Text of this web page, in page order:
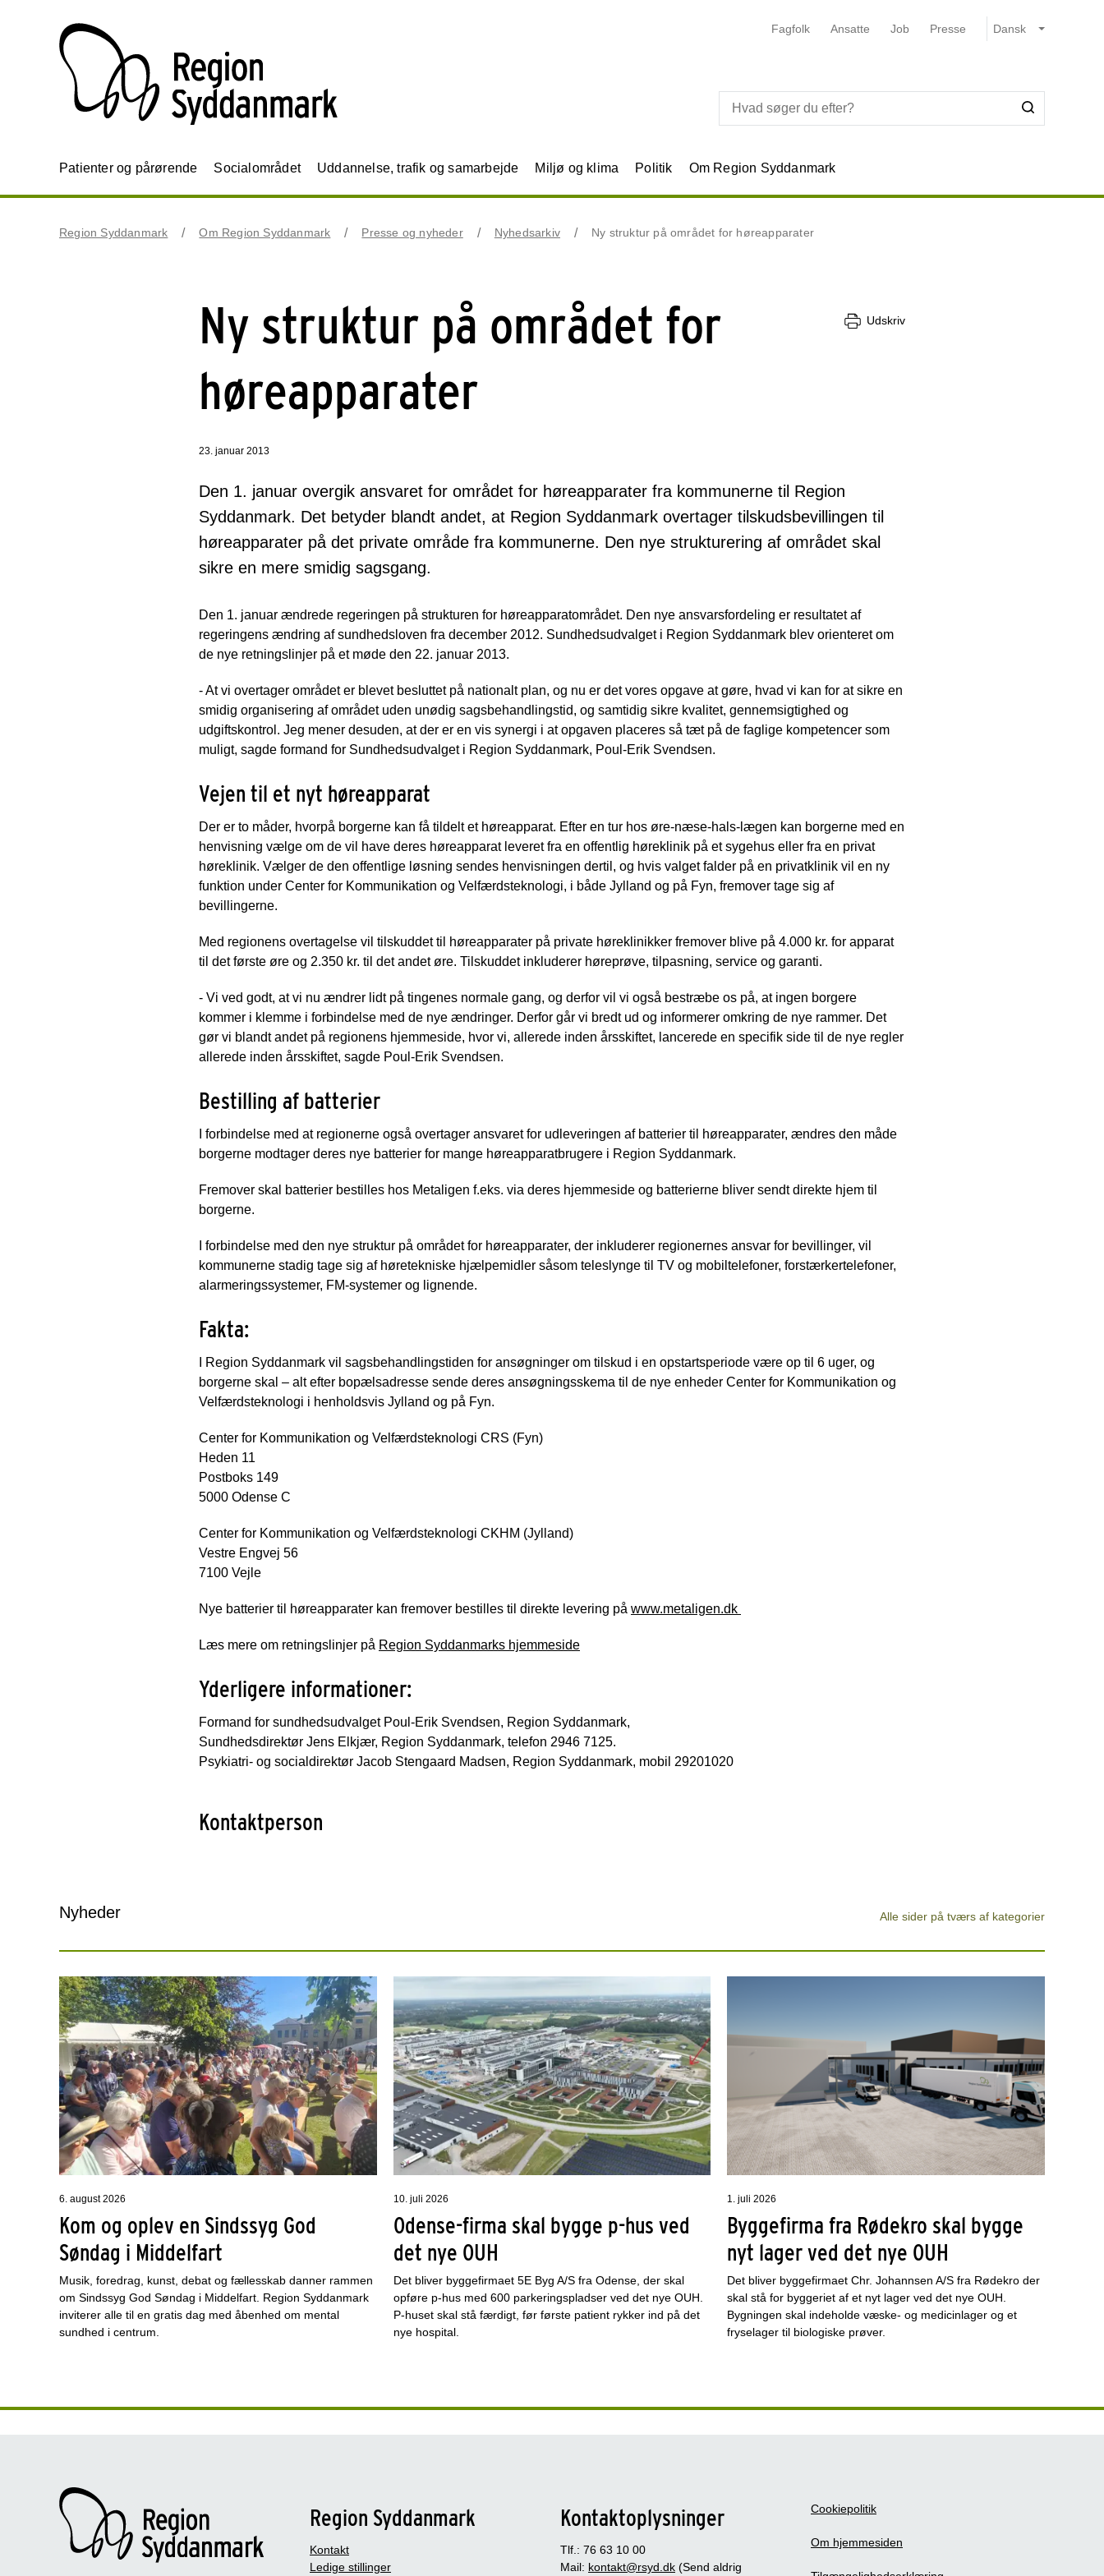
Fagfolk Ansatte Job Presse
Patienter og pårørende Socialområdet Uddannelse, trafik og samarbejde Miljø og klima Politik Om Region Syddanmark
Region Syddanmark Om Region Syddanmark Presse og nyheder Nyhedsarkiv Ny struktur på området for høreapparater
Ny struktur på området for
høreapparater
Udskriv
23. januar 2013
Den 1. januar overgik ansvaret for området for høreapparater fra kommunerne til Region
Syddanmark. Det betyder blandt andet, at Region Syddanmark overtager tilskudsbevillingen til
høreapparater på det private område fra kommunerne. Den nye strukturering af området skal
sikre en mere smidig sagsgang.
Den 1. januar ændrede regeringen på strukturen for høreapparatområdet. Den nye ansvarsfordeling er resultatet af
regeringens ændring af sundhedsloven fra december 2012. Sundhedsudvalget i Region Syddanmark blev orienteret om
de nye retningslinjer på et møde den 22. januar 2013.
- At vi overtager området er blevet besluttet på nationalt plan, og nu er det vores opgave at gøre, hvad vi kan for at sikre en
smidig organisering af området uden unødig sagsbehandlingstid, og samtidig sikre kvalitet, gennemsigtighed og
udgiftskontrol. Jeg mener desuden, at der er en vis synergi i at opgaven placeres så tæt på de faglige kompetencer som
muligt, sagde formand for Sundhedsudvalget i Region Syddanmark, Poul-Erik Svendsen.
Vejen til et nyt høreapparat
Der er to måder, hvorpå borgerne kan få tildelt et høreapparat. Efter en tur hos øre-næse-hals-lægen kan borgerne med en
henvisning vælge om de vil have deres høreapparat leveret fra en offentlig høreklinik på et sygehus eller fra en privat
høreklinik. Vælger de den offentlige løsning sendes henvisningen dertil, og hvis valget falder på en privatklinik vil en ny
funktion under Center for Kommunikation og Velfærdsteknologi, i både Jylland og på Fyn, fremover tage sig af
bevillingerne.
Med regionens overtagelse vil tilskuddet til høreapparater på private høreklinikker fremover blive på 4.000 kr. for apparat
til det første øre og 2.350 kr. til det andet øre. Tilskuddet inkluderer høreprøve, tilpasning, service og garanti.
- Vi ved godt, at vi nu ændrer lidt på tingenes normale gang, og derfor vil vi også bestræbe os på, at ingen borgere
kommer i klemme i forbindelse med de nye ændringer. Derfor går vi bredt ud og informerer omkring de nye rammer. Det
gør vi blandt andet på regionens hjemmeside, hvor vi, allerede inden årsskiftet, lancerede en specifik side til de nye regler
allerede inden årsskiftet, sagde Poul-Erik Svendsen.
Bestilling af batterier
I forbindelse med at regionerne også overtager ansvaret for udleveringen af batterier til høreapparater, ændres den måde
borgerne modtager deres nye batterier for mange høreapparatbrugere i Region Syddanmark.
Fremover skal batterier bestilles hos Metaligen f.eks. via deres hjemmeside og batterierne bliver sendt direkte hjem til
borgerne.
I forbindelse med den nye struktur på området for høreapparater, der inkluderer regionernes ansvar for bevillinger, vil
kommunerne stadig tage sig af høretekniske hjælpemidler såsom teleslynge til TV og mobiltelefoner, forstærkertelefoner,
alarmeringssystemer, FM-systemer og lignende.
Fakta:
I Region Syddanmark vil sagsbehandlingstiden for ansøgninger om tilskud i en opstartsperiode være op til 6 uger, og
borgerne skal – alt efter bopælsadresse sende deres ansøgningsskema til de nye enheder Center for Kommunikation og
Velfærdsteknologi i henholdsvis Jylland og på Fyn.
Center for Kommunikation og Velfærdsteknologi CRS (Fyn)
Heden 11
Postboks 149
5000 Odense C
Center for Kommunikation og Velfærdsteknologi CKHM (Jylland)
Vestre Engvej 56
7100 Vejle
Nye batterier til høreapparater kan fremover bestilles til direkte levering på www.metaligen.dk
Læs mere om retningslinjer på Region Syddanmarks hjemmeside
Yderligere informationer:
Formand for sundhedsudvalget Poul-Erik Svendsen, Region Syddanmark,
Sundhedsdirektør Jens Elkjær, Region Syddanmark, telefon 2946 7125.
Psykiatri- og socialdirektør Jacob Stengaard Madsen, Region Syddanmark, mobil 29201020
Kontaktperson
Nyheder Alle sider på tværs af kategorier
6. august 2026
Kom og oplev en Sindssyg God
Søndag i Middelfart
Musik, foredrag, kunst, debat og fællesskab danner rammen
om Sindssyg God Søndag i Middelfart. Region Syddanmark
inviterer alle til en gratis dag med åbenhed om mental
sundhed i centrum.
10. juli 2026
Odense-firma skal bygge p-hus ved
det nye OUH
Det bliver byggefirmaet 5E Byg A/S fra Odense, der skal
opføre p-hus med 600 parkeringspladser ved det nye OUH.
P-huset skal stå færdigt, før første patient rykker ind på det
nye hospital.
1. juli 2026
Byggefirma fra Rødekro skal bygge
nyt lager ved det nye OUH
Det bliver byggefirmaet Chr. Johannsen A/S fra Rødekro der
skal stå for byggeriet af et nyt lager ved det nye OUH.
Bygningen skal indeholde væske- og medicinlager og et
fryselager til biologiske prøver.
Region Syddanmark
Kontakt
Ledige stillinger
Kontaktoplysninger
Tlf.: 76 63 10 00
Mail: kontakt@rsyd.dk (Send aldrig
Cookiepolitik
Om hjemmesiden